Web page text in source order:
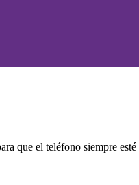
que el teléfono siempre